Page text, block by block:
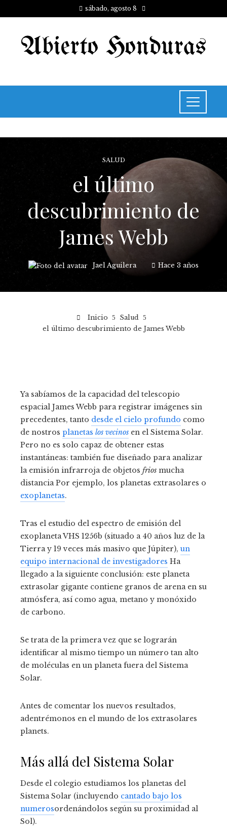
sábado, agosto 8
SALUD
el último
descubrimiento de
James Webb
Jael Aguilera Hace 3 años
Inicio
Salud
el último descubrimiento de James Webb
Ya sabíamos de la capacidad del telescopio
espacial James Webb para registrar imágenes sin
precedentes, tanto desde el cielo profundo como
de nostros planetas los vecinos en el Sistema Solar.
Pero no es solo capaz de obtener estas
instantáneas: también fue diseñado para analizar
la emisión infrarroja de objetos frios mucha
distancia Por ejemplo, los planetas extrasolares o
exoplanetas.
Tras el estudio del espectro de emisión del
exoplaneta VHS 1256b (situado a 40 años luz de la
Tierra y 19 veces más masivo que Júpiter), un
equipo internacional de investigadores Ha
llegado a la siguiente conclusión: este planeta
extrasolar gigante contiene granos de arena en su
atmósfera, así como agua, metano y monóxido
de carbono.
Se trata de la primera vez que se lograrán
identificar al mismo tiempo un número tan alto
de moléculas en un planeta fuera del Sistema
Solar.
Antes de comentar los nuevos resultados,
adentrémonos en el mundo de los extrasolares
planets.
Más allá del Sistema Solar
Desde el colegio estudiamos los planetas del
Sistema Solar (incluyendo cantado bajo los
numerosordenándolos según su proximidad al
Sol).